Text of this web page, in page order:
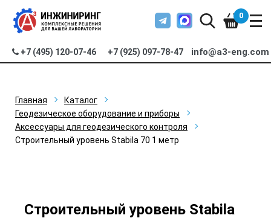
+7 (495) 120-07-46 +7 (925) 097-78-47 info@a3-eng.com
0
Главная
Каталог
Геодезическое оборудование и приборы
Аксессуары для геодезического контроля
Строительный уровень Stabila 70 1 метр
Строительный уровень Stabila